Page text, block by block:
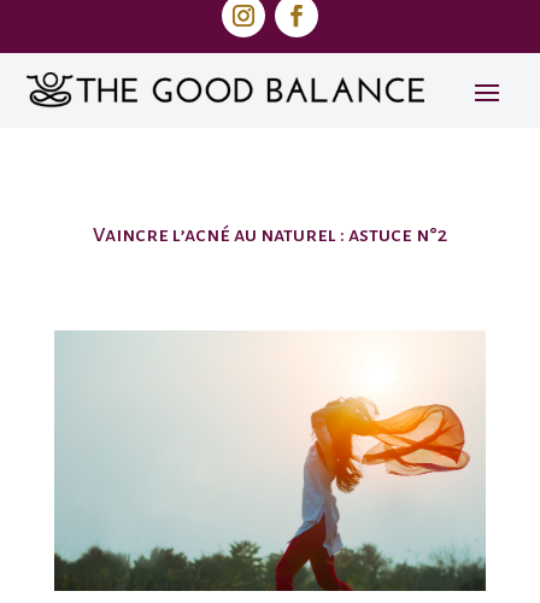
Vaincre l’acné au naturel : astuce n°2